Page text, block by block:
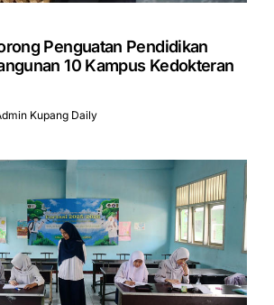
Penguatan Pendidikan
10 Kampus Kedokteran
Kupang Daily